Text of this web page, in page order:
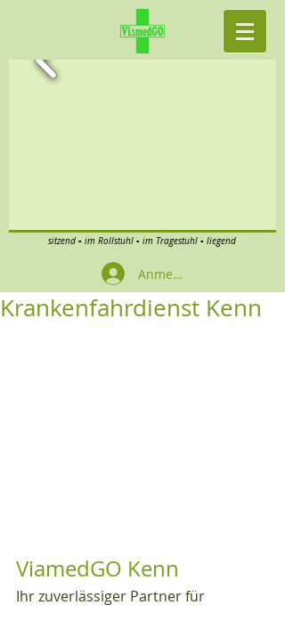
sitzend ▪ im Rollstuhl ▪ im Tragestuhl ▪ liegend
Anmelden
Krankenfahrdienst Kenn
ViamedGO Kenn
Ihr zuverlässiger Partner für